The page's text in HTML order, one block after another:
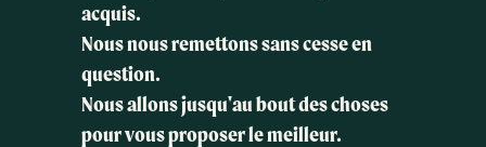
acquis.
Nous nous remettons sans cesse en
question.
Nous allons jusqu'au bout des choses
pour vous proposer le meilleur.